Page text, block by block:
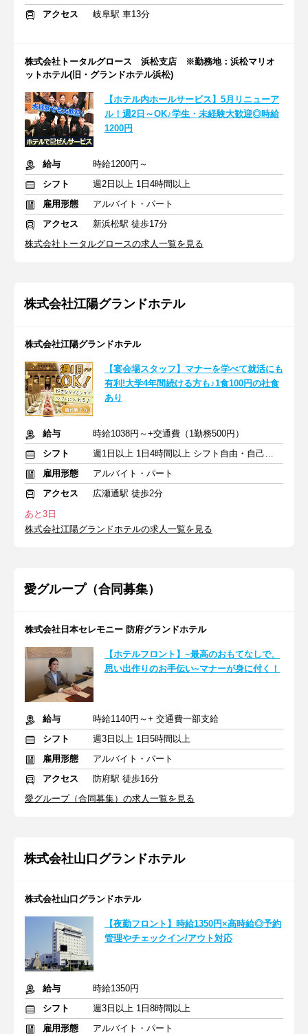
アクセス 岐阜駅 車13分
株式会社トータルグロース 浜松支店 ※勤務地：浜松マリオ
ットホテル(旧・グランドホテル浜松)
【ホテル内ホールサービス】5月リニューア
ル！週2日～OK♪学生・未経験大歓迎◎時給
1200円
給与
時給1200円～
シフト
週2日以上 1日4時間以上
雇用形態
アルバイト・パート
アクセス
新浜松駅 徒歩17分
株式会社トータルグロースの求人一覧を見る
株式会社江陽グランドホテル
株式会社江陽グランドホテル
【宴会場スタッフ】マナーを学べて就活にも
有利!大学4年間続ける方も♪1食100円の社食
あり
給与
時給1038円～+交通費（1勤務500円）
シフト
週1日以上 1日4時間以上 シフト自由・自己申告
雇用形態
アルバイト・パート
アクセス
広瀬通駅 徒歩2分
あと3日
株式会社江陽グランドホテルの求人一覧を見る
愛グループ（合同募集）
株式会社日本セレモニー 防府グランドホテル
【ホテルフロント】~最高のおもてなしで、
思い出作りのお手伝い~マナーが身に付く！
給与
時給1140円～+ 交通費一部支給
シフト
週3日以上 1日5時間以上
雇用形態
アルバイト・パート
アクセス
防府駅 徒歩16分
愛グループ（合同募集）の求人一覧を見る
株式会社山口グランドホテル
株式会社山口グランドホテル
【夜勤フロント】時給1350円×高時給◎予約
管理やチェックイン/アウト対応
給与
時給1350円
シフト
週3日以上 1日8時間以上
雇用形態
アルバイト・パート